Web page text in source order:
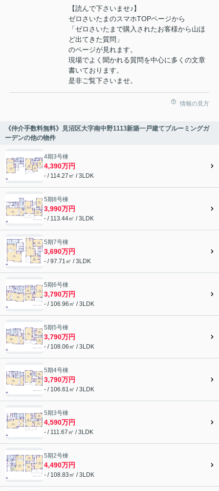
【読んで下さいませ♪】
ゼロさいたまのスマホTOPページから
「ゼロさいたまで購入されたお客様から山ほ
ど出てきた質問」
のページが見れます。
現場でよく聞かれる質問を中心に多くの文章
書いております。
是非ご覧下さいませ。
情報の見方
《仲介手数料無料》見沼区大字南中野1113新築一戸建てブルーミングガ
ーデンの他の物件
4期3号棟
4,390万円
- / 114.27㎡ / 3LDK
5期8号棟
3,990万円
- / 113.44㎡ / 3LDK
5期7号棟
3,690万円
- / 97.71㎡ / 3LDK
5期6号棟
3,790万円
- / 106.96㎡ / 3LDK
5期5号棟
3,790万円
- / 108.06㎡ / 3LDK
5期4号棟
3,790万円
- / 106.61㎡ / 3LDK
5期3号棟
4,590万円
- / 111.67㎡ / 3LDK
5期2号棟
4,490万円
- / 108.83㎡ / 3LDK